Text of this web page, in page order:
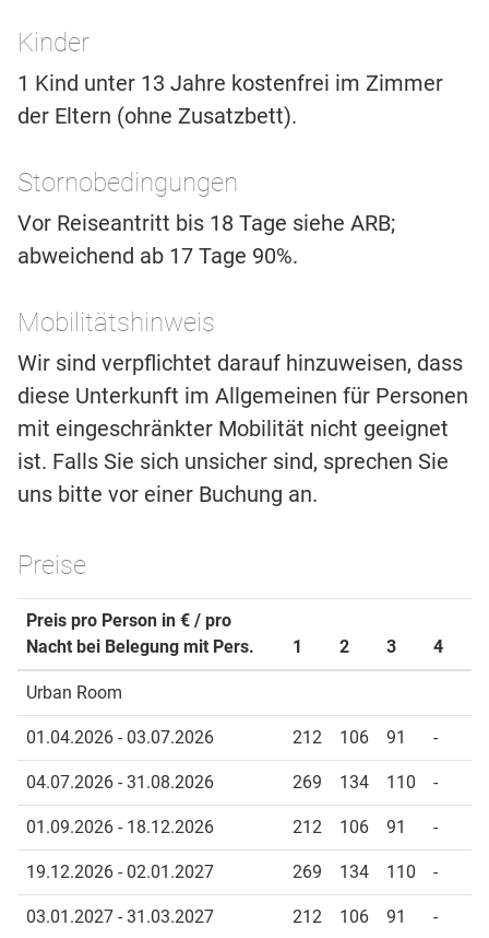
Kinder
1 Kind unter 13 Jahre kostenfrei im Zimmer
der Eltern (ohne Zusatzbett).
Stornobedingungen
Vor Reiseantritt bis 18 Tage siehe ARB;
abweichend ab 17 Tage 90%.
Mobilitätshinweis
Wir sind verpflichtet darauf hinzuweisen, dass
diese Unterkunft im Allgemeinen für Personen
mit eingeschränkter Mobilität nicht geeignet
ist. Falls Sie sich unsicher sind, sprechen Sie
uns bitte vor einer Buchung an.
Preise
Preis pro Person in € / pro
Nacht bei Belegung mit Pers.
1 2 3 4
Urban Room
01.04.2026 - 03.07.2026 212 106 91 -
04.07.2026 - 31.08.2026 269 134 110 -
01.09.2026 - 18.12.2026 212 106 91 -
19.12.2026 - 02.01.2027 269 134 110 -
03.01.2027 - 31.03.2027 212 106 91 -